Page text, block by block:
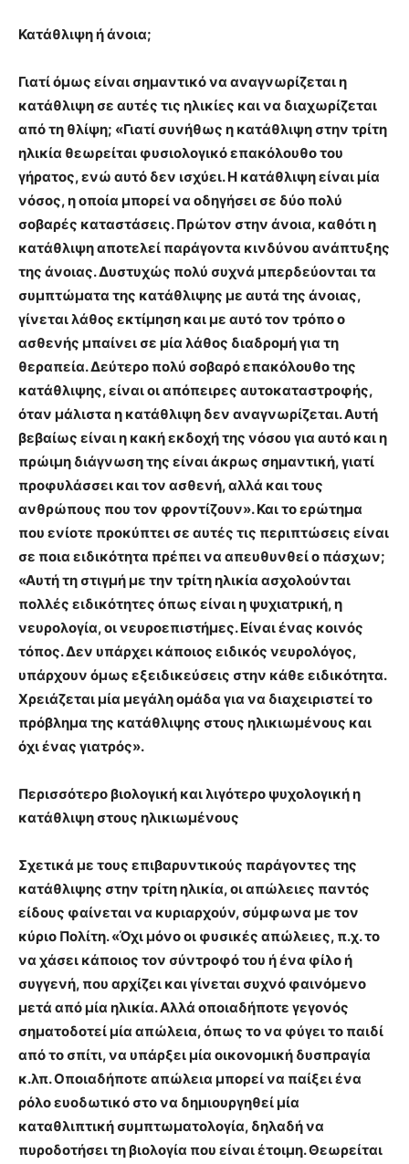
Κατάθλιψη ή άνοια;
Γιατί όμως είναι σημαντικό να αναγνωρίζεται η
κατάθλιψη σε αυτές τις ηλικίες και να διαχωρίζεται
από τη θλίψη; «Γιατί συνήθως η κατάθλιψη στην τρίτη
ηλικία θεωρείται φυσιολογικό επακόλουθο του
γήρατος, ενώ αυτό δεν ισχύει. Η κατάθλιψη είναι μία
νόσος, η οποία μπορεί να οδηγήσει σε δύο πολύ
σοβαρές καταστάσεις. Πρώτον στην άνοια, καθότι η
κατάθλιψη αποτελεί παράγοντα κινδύνου ανάπτυξης
της άνοιας. Δυστυχώς πολύ συχνά μπερδεύονται τα
συμπτώματα της κατάθλιψης με αυτά της άνοιας,
γίνεται λάθος εκτίμηση και με αυτό τον τρόπο ο
ασθενής μπαίνει σε μία λάθος διαδρομή για τη
θεραπεία. Δεύτερο πολύ σοβαρό επακόλουθο της
κατάθλιψης, είναι οι απόπειρες αυτοκαταστροφής,
όταν μάλιστα η κατάθλιψη δεν αναγνωρίζεται. Αυτή
βεβαίως είναι η κακή εκδοχή της νόσου για αυτό και η
πρώιμη διάγνωση της είναι άκρως σημαντική, γιατί
προφυλάσσει και τον ασθενή, αλλά και τους
ανθρώπους που τον φροντίζουν». Και το ερώτημα
που ενίοτε προκύπτει σε αυτές τις περιπτώσεις είναι
σε ποια ειδικότητα πρέπει να απευθυνθεί ο πάσχων;
«Αυτή τη στιγμή με την τρίτη ηλικία ασχολούνται
πολλές ειδικότητες όπως είναι η ψυχιατρική, η
νευρολογία, οι νευροεπιστήμες. Είναι ένας κοινός
τόπος. Δεν υπάρχει κάποιος ειδικός νευρολόγος,
υπάρχουν όμως εξειδικεύσεις στην κάθε ειδικότητα.
Χρειάζεται μία μεγάλη ομάδα για να διαχειριστεί το
πρόβλημα της κατάθλιψης στους ηλικιωμένους και
όχι ένας γιατρός».
Περισσότερο βιολογική και λιγότερο ψυχολογική η
κατάθλιψη στους ηλικιωμένους
Σχετικά με τους επιβαρυντικούς παράγοντες της
κατάθλιψης στην τρίτη ηλικία, οι απώλειες παντός
είδους φαίνεται να κυριαρχούν, σύμφωνα με τον
κύριο Πολίτη. «Όχι μόνο οι φυσικές απώλειες, π.χ. το
να χάσει κάποιος τον σύντροφό του ή ένα φίλο ή
συγγενή, που αρχίζει και γίνεται συχνό φαινόμενο
μετά από μία ηλικία. Αλλά οποιαδήποτε γεγονός
σηματοδοτεί μία απώλεια, όπως το να φύγει το παιδί
από το σπίτι, να υπάρξει μία οικονομική δυσπραγία
κ.λπ. Οποιαδήποτε απώλεια μπορεί να παίξει ένα
ρόλο ευοδωτικό στο να δημιουργηθεί μία
καταθλιπτική συμπτωματολογία, δηλαδή να
πυροδοτήσει τη βιολογία που είναι έτοιμη. Θεωρείται